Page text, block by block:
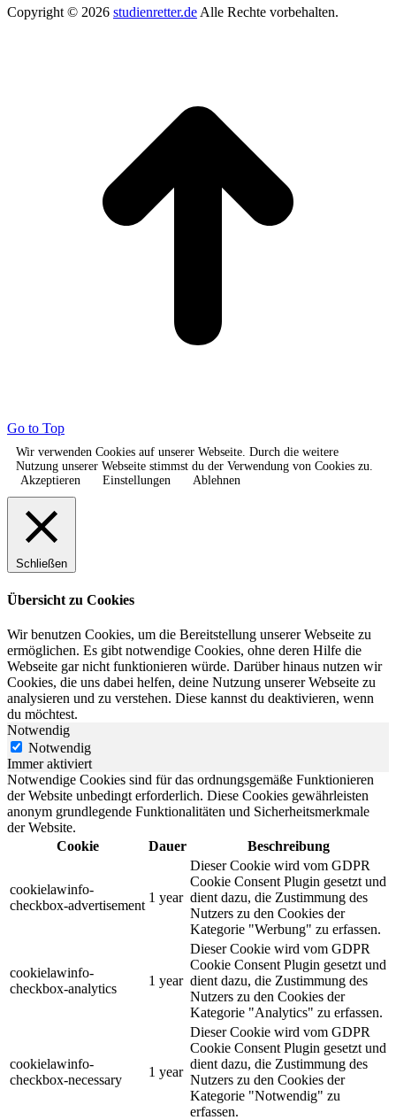
Copyright © 2026 studienretter.deAlle Rechte vorbehalten.
Go to Top
Wir verwenden Cookies auf unserer Webseite. Durch die weitere
Nutzung unserer Webseite stimmst du der Verwendung von Cookies zu.
Akzeptieren
Einstellungen Ablehnen
Schließen
Übersicht zu Cookies
Wir benutzen Cookies, um die Bereitstellung unserer Webseite zu
ermöglichen. Es gibt notwendige Cookies, ohne deren Hilfe die
Webseite gar nicht funktionieren würde. Darüber hinaus nutzen wir
Cookies, die uns dabei helfen, deine Nutzung unserer Webseite zu
analysieren und zu verstehen. Diese kannst du deaktivieren, wenn
du möchtest.
Notwendig
Notwendig
Immer aktiviert
Notwendige Cookies sind für das ordnungsgemäße Funktionieren
der Website unbedingt erforderlich. Diese Cookies gewährleisten
anonym grundlegende Funktionalitäten und Sicherheitsmerkmale
der Website.
Cookie
Dauer Beschreibung
cookielawinfo-
checkbox-advertisement
1 year
Dieser Cookie wird vom GDPR
Cookie Consent Plugin gesetzt und
dient dazu, die Zustimmung des
Nutzers zu den Cookies der
Kategorie "Werbung" zu erfassen.
cookielawinfo-
checkbox-analytics
1 year
Dieser Cookie wird vom GDPR
Cookie Consent Plugin gesetzt und
dient dazu, die Zustimmung des
Nutzers zu den Cookies der
Kategorie "Analytics" zu erfassen.
cookielawinfo-
checkbox-necessary
1 year
Dieser Cookie wird vom GDPR
Cookie Consent Plugin gesetzt und
dient dazu, die Zustimmung des
Nutzers zu den Cookies der
Kategorie "Notwendig" zu
erfassen.